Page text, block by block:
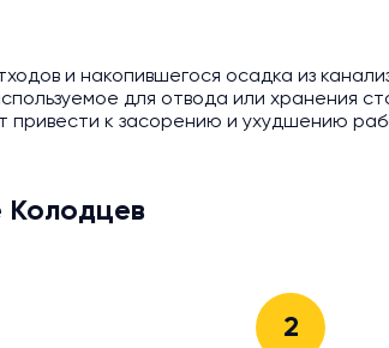
и накопившегося осадка из
для отвода или хранения
привести к засорению и ухудшению
Колодцев
2